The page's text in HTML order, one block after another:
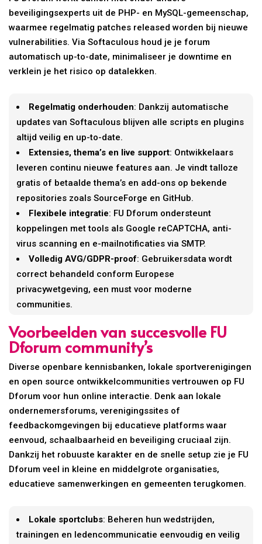
beveiligingsexperts uit de PHP- en MySQL-gemeenschap,
waarmee regelmatig patches released worden bij nieuwe
vulnerabilities. Via Softaculous houd je je forum
automatisch up-to-date, minimaliseer je downtime en
verklein je het risico op datalekken.
Regelmatig onderhouden: Dankzij automatische
updates van Softaculous blijven alle scripts en plugins
altijd veilig en up-to-date.
Extensies, thema’s en live support: Ontwikkelaars
leveren continu nieuwe features aan. Je vindt talloze
gratis of betaalde thema’s en add-ons op bekende
repositories zoals SourceForge en GitHub.
Flexibele integratie: FU Dforum ondersteunt
koppelingen met tools als Google reCAPTCHA, anti-
virus scanning en e-mailnotificaties via SMTP.
Volledig AVG/GDPR-proof: Gebruikersdata wordt
correct behandeld conform Europese
privacywetgeving, een must voor moderne
communities.
Voorbeelden van succesvolle FU
Dforum community’s
Diverse openbare kennisbanken, lokale sportverenigingen
en open source ontwikkelcommunities vertrouwen op FU
Dforum voor hun online interactie. Denk aan lokale
ondernemersforums, verenigingssites of
feedbackomgevingen bij educatieve platforms waar
eenvoud, schaalbaarheid en beveiliging cruciaal zijn.
Dankzij het robuuste karakter en de snelle setup zie je FU
Dforum veel in kleine en middelgrote organisaties,
educatieve samenwerkingen en gemeenten terugkomen.
Lokale sportclubs: Beheren hun wedstrijden,
trainingen en ledencommunicatie eenvoudig en veilig